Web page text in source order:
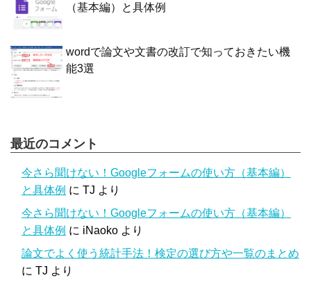
（基本編）と具体例
wordで論文や文書の改訂で知っておきたい機
能3選
最近のコメント
今さら聞けない！Googleフォームの使い方（基本編）
と具体例 に TJ より
今さら聞けない！Googleフォームの使い方（基本編）
と具体例 に iNaoko より
論文でよく使う統計手法！検定の選び方や一覧のまとめ
に TJ より